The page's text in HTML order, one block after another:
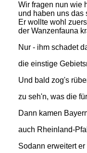
Wir fragen nun wie
und haben uns das
Er wollte wohl
der Wanzenfauna
Nur - ihm schadet
die einstige
Und bald zog's
zu seh'n, was die
Dann kamen
auch Rheinland-
Sodann erweitert